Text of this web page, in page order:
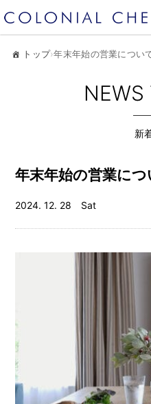
トップ›年末年始の営業につい
NEWS
新
年末年始の営業につ
2024. 12. 28 Sat